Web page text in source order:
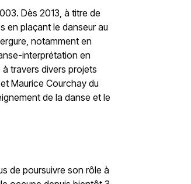
Dès 2013, à titre de
en plaçant le danseur au
notamment en
interprétation en
travers divers projets
Maurice Courchay du
de la danse et le
de poursuivre son rôle à